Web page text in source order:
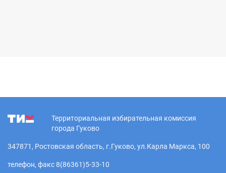
Территориальная избирательная комиссия
города Гуково
347871, Ростовская область, г.Гуково, ул.Карла Маркса, 100
телефон, факс 8(86361)5-33-10